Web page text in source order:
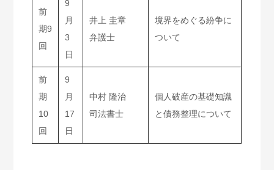
前
期9
回
9
月
3
日
井上 圭章
弁護士
境界をめぐる紛争に
ついて
前
期
10
回
9
月
17
日
中村 隆治
司法書士
個人破産の基礎知識
と債務整理について